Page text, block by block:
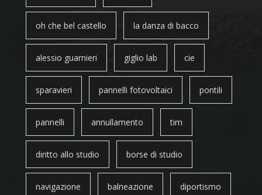
oh che bel castello la danza di bacco
alessio guarnieri giglio lab cie
sparavieri pannelli fotovoltaici pontili
pannelli annullamento tim
diritto allo studio borse di studio
navigazione balneazione diportismo